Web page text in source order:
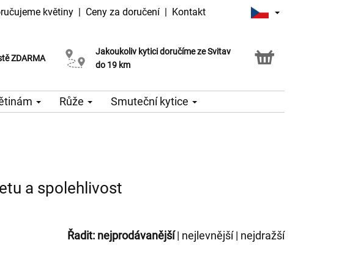
květiny | Ceny za doručení | Kontakt
ZDARMA
doručení
Jakoukoliv kytici doručíme ze Svitav
do 19 km
Možnost vyzvednout v naší květince
Růže Smuteční kytice
a spolehlivost
Řadit: nejprodávanější| nejlevnější| nejdražší